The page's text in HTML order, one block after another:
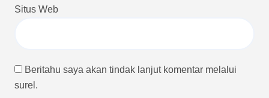
Situs Web
Beritahu saya akan tindak lanjut komentar melalui
surel.